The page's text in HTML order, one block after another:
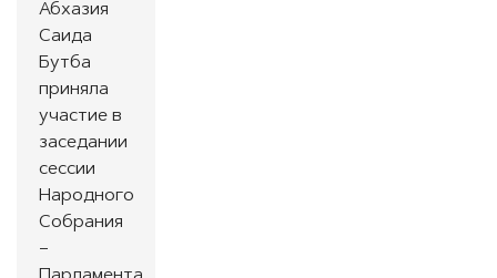
Абхазия
Саида
Бутба
приняла
участие в
заседании
сессии
Народного
Собрания
–